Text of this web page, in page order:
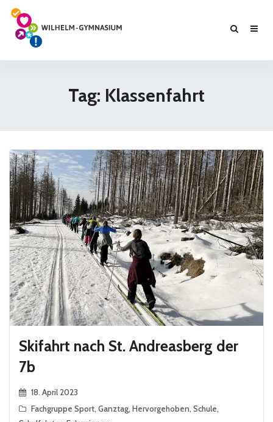
Tag: Klassenfahrt
Skifahrt nach St. Andreasberg der
7b
18. April 2023
Fachgruppe Sport, Ganztag, Hervorgehoben, Schule,